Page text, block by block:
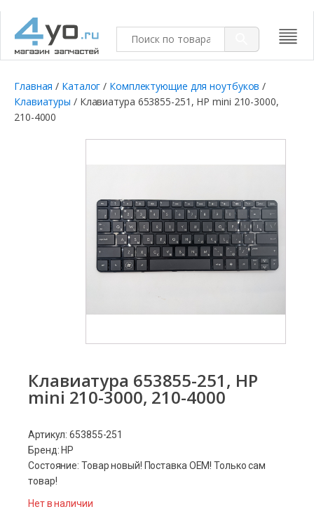
Главная / Каталог / Комплектующие для ноутбуков /
Клавиатуры / Клавиатура 653855-251, HP mini 210-3000,
210-4000
Клавиатура 653855-251, HP
mini 210-3000, 210-4000
Артикул: 653855-251
Бренд: HP
Состояние: Товар новый! Поставка ОЕМ! Только сам
товар!
Нет в наличии